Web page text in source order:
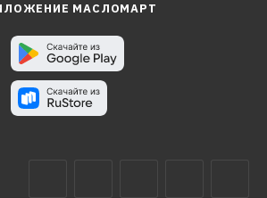
МАСЛОМАРТ